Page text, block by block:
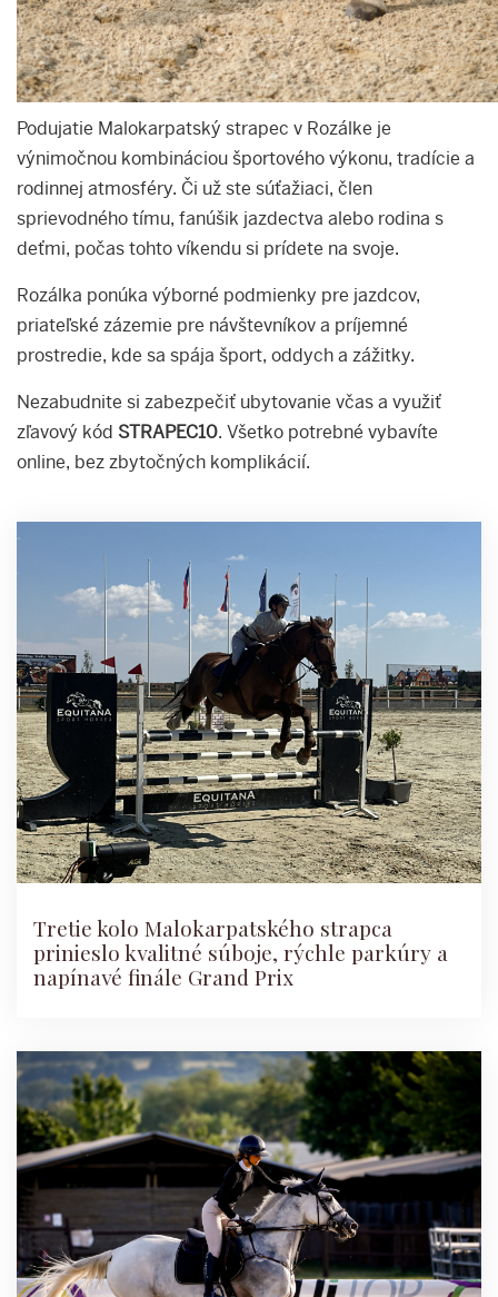
Podujatie Malokarpatský strapec v Rozálke je
výnimočnou kombináciou športového výkonu, tradície a
rodinnej atmosféry. Či už ste súťažiaci, člen
sprievodného tímu, fanúšik jazdectva alebo rodina s
deťmi, počas tohto víkendu si prídete na svoje.
Rozálka ponúka výborné podmienky pre jazdcov,
priateľské zázemie pre návštevníkov a príjemné
prostredie, kde sa spája šport, oddych a zážitky.
Nezabudnite si zabezpečiť ubytovanie včas a využiť
zľavový kód STRAPEC10. Všetko potrebné vybavíte
online, bez zbytočných komplikácií.
Tretie kolo Malokarpatského strapca
prinieslo kvalitné súboje, rýchle parkúry a
napínavé finále Grand Prix